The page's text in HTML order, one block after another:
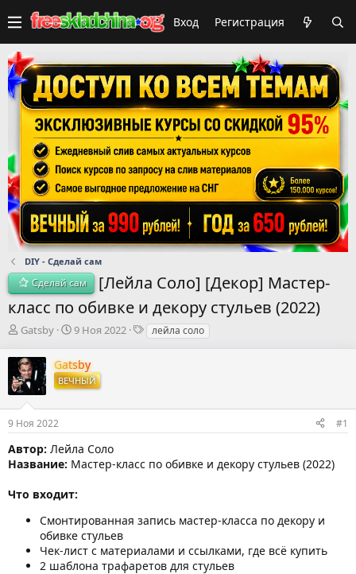
Вход Регистрация
DIY - Сделай сам
Сделай сам
[Лейла Соло] [Декор] Мастер-
класс по обивке и декору стульев (2022)
А
т
о
р
м
ы
Gatsby
Д
т
а
н
а
л
а
9 Ноя 2022
Тлейла соло
Gatsby
ВЕЧНЫЙ
9 Ноя 2022 #1
Автор: Лейла Соло
Название: Мастер-класс по обивке и декору стульев (2022)
Что входит:
Смонтированная запись мастер-класса по декору и
обивке стульев
Чек-лист с материалами и ссылками, где всё купить
2 шаблона трафаретов для стульев